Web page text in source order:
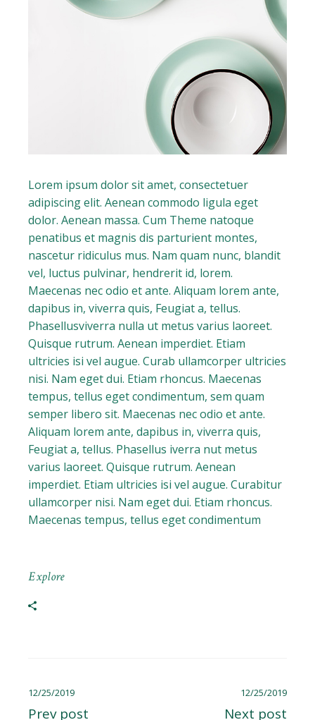
Lorem ipsum dolor sit amet, consectetuer
adipiscing elit. Aenean commodo ligula eget
dolor. Aenean massa. Cum Theme natoque
penatibus et magnis dis parturient montes,
nascetur ridiculus mus. Nam quam nunc, blandit
vel, luctus pulvinar, hendrerit id, lorem.
Maecenas nec odio et ante. Aliquam lorem ante,
dapibus in, viverra quis, Feugiat a, tellus.
Phasellusviverra nulla ut metus varius laoreet.
Quisque rutrum. Aenean imperdiet. Etiam
ultricies isi vel augue. Curab ullamcorper ultricies
nisi. Nam eget dui. Etiam rhoncus. Maecenas
tempus, tellus eget condimentum, sem quam
semper libero sit. Maecenas nec odio et ante.
Aliquam lorem ante, dapibus in, viverra quis,
Feugiat a, tellus. Phasellus iverra nut metus
varius laoreet. Quisque rutrum. Aenean
imperdiet. Etiam ultricies isi vel augue. Curabitur
ullamcorper nisi. Nam eget dui. Etiam rhoncus.
Maecenas tempus, tellus eget condimentum
Explore
12/25/2019
Prev post
12/25/2019
Next post